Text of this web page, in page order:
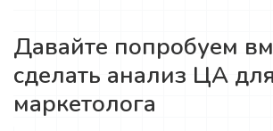
Давайте попробуем
сделать анализ ЦА для
маркетолога